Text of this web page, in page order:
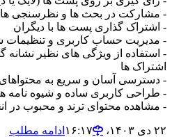
- مشارکت در بحث ها و نظرسنجی ها
- اشتراک گذاری پست ها با دیگران
- مدیریت حساب کاربری و
- استفاده از ویژگی های نظیر
اشتراک ها
- دسترسی آسان و سریع به
- طراحی کاربری ساده و شیوه نامه
- مشاهده محتوای ترند و محبوب در
۲۲ دی ۱۴۰۳،‏ ۱۶:۱۷
ادامه مطلب